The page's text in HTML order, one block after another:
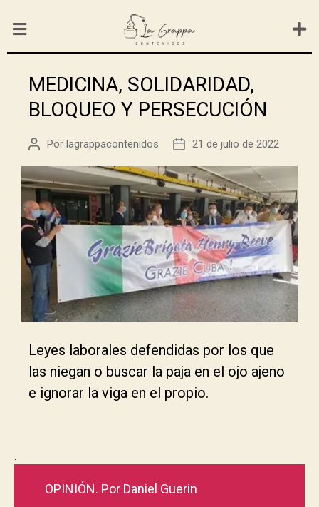
MEDICINA, SOLIDARIDAD,
BLOQUEO Y PERSECUCIÓN
Por lagrappacontenidos 21 de julio de 2022
Leyes laborales defendidas por los que
las niegan o buscar la paja en el ojo ajeno
e ignorar la viga en el propio.
.
OPINIÓN. Por Daniel Guerin